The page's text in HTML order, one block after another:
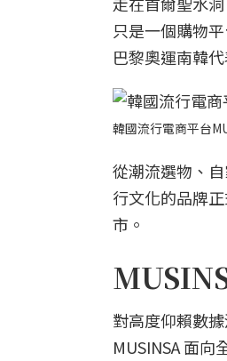
只是一個購物
巴黎奧運南韓
韓國流行電商平台
從潮流選物、
行文化的品牌
市。
對高度仰賴數
MUSINSA 面